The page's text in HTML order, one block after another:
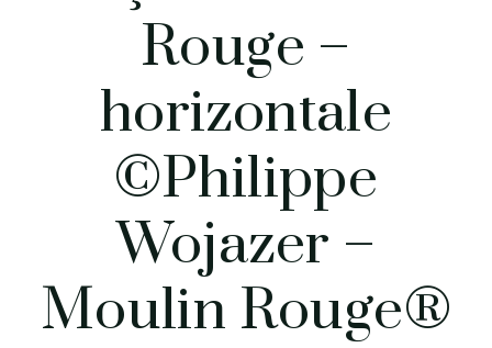
Rouge –
horizontale
©Philippe
Wojazer –
Moulin Rouge®